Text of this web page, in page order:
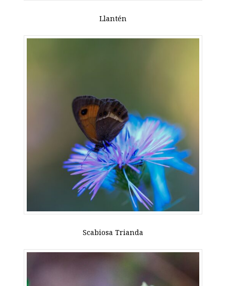
Llantén
Scabiosa Trianda